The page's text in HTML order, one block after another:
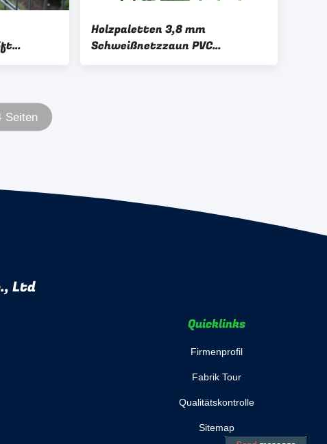
3,5mm
Holzpaletten 3,8 mm
Schweißnetzzaun PVC
beschichtet
Seiten
Ltd
Quicklinks
Firmenprofil
Fabrik Tour
Qualitätskontrolle
Sitemap